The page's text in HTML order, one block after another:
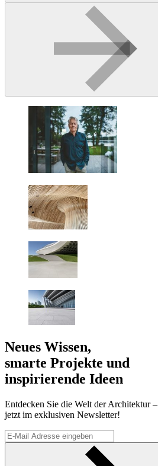
Neues Wissen,
smarte Projekte und
inspirierende Ideen
Entdecken Sie die Welt der Architektur –
jetzt im exklusiven Newsletter!